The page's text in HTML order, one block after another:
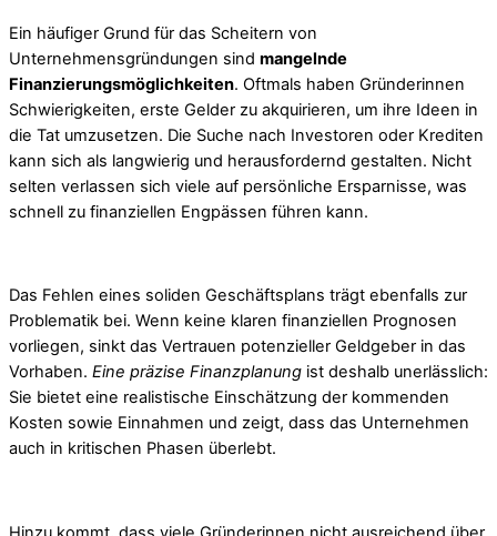
Ein häufiger Grund für das Scheitern von
Unternehmensgründungen sind mangelnde
Finanzierungsmöglichkeiten. Oftmals haben Gründerinnen
Schwierigkeiten, erste Gelder zu akquirieren, um ihre Ideen in
die Tat umzusetzen. Die Suche nach Investoren oder Krediten
kann sich als langwierig und herausfordernd gestalten. Nicht
selten verlassen sich viele auf persönliche Ersparnisse, was
schnell zu finanziellen Engpässen führen kann.
Das Fehlen eines soliden Geschäftsplans trägt ebenfalls zur
Problematik bei. Wenn keine klaren finanziellen Prognosen
vorliegen, sinkt das Vertrauen potenzieller Geldgeber in das
Vorhaben. Eine präzise Finanzplanung ist deshalb unerlässlich:
Sie bietet eine realistische Einschätzung der kommenden
Kosten sowie Einnahmen und zeigt, dass das Unternehmen
auch in kritischen Phasen überlebt.